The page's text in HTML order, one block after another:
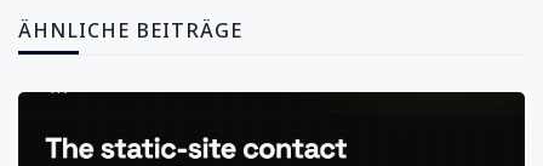
ÄHNLICHE BEITRÄGE